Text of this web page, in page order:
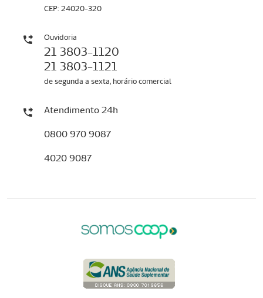
CEP: 24020-320
Ouvidoria
21 3803-1120
21 3803-1121
de segunda a sexta, horário comercial
Atendimento 24h
0800 970 9087
4020 9087